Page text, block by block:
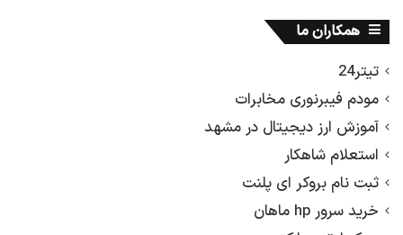
همکاران ما
تیتر24
مودم فیبرنوری مخابرات
آموزش ارز دیجیتال در مشهد
استعلام شاهکار
ثبت نام بروکر ای پلنت
خرید سرور hp ماهان